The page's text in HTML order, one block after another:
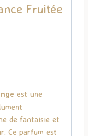
Fruitée
est une
de fantaisie et
Ce parfum est